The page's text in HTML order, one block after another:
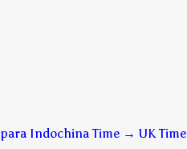
Indochina Time → UK Time